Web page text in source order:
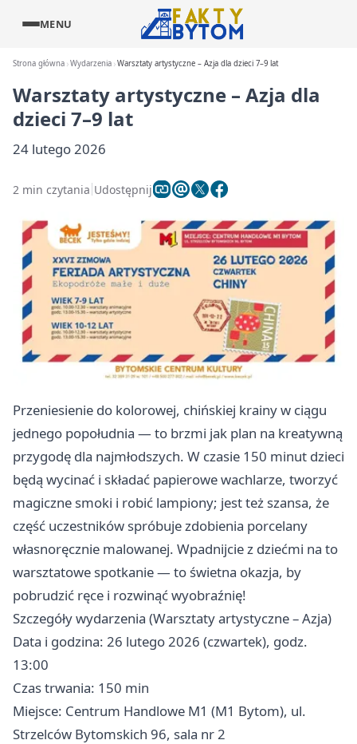
MENU
Strona główna Wydarzenia Warsztaty artystyczne – Azja dla dzieci 7–9 lat
Warsztaty artystyczne – Azja dla
dzieci 7–9 lat
24 lutego 2026
2 min czytania Udostępnij
Przeniesienie do kolorowej, chińskiej krainy w ciągu
jednego popołudnia — to brzmi jak plan na kreatywną
przygodę dla najmłodszych. W czasie 150 minut dzieci
będą wycinać i składać papierowe wachlarze, tworzyć
magiczne smoki i robić lampiony; jest też szansa, że
część uczestników spróbuje zdobienia porcelany
własnoręcznie malowanej. Wpadnijcie z dziećmi na to
warsztatowe spotkanie — to świetna okazja, by
pobrudzić ręce i rozwinąć wyobraźnię!
Szczegóły wydarzenia (Warsztaty artystyczne – Azja)
Data i godzina: 26 lutego 2026 (czwartek), godz.
13:00
Czas trwania: 150 min
Miejsce: Centrum Handlowe M1 (M1 Bytom), ul.
Strzelców Bytomskich 96, sala nr 2